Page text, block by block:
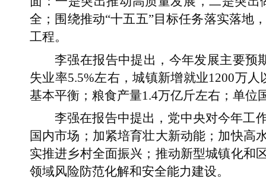
全；围绕推动“十五五”目标任务落实落地
工程。
李强在报告中提出，今年发展主要预
失业率5.5%左右，城镇新增就业1200万
基本平衡；粮食产量1.4万亿斤左右；单位
李强在报告中提出，党中央对今年工
国内市场；加紧培育壮大新动能；加快高
实推进乡村全面振兴；推动新型城镇化和
领域风险防范化解和安全能力建设。